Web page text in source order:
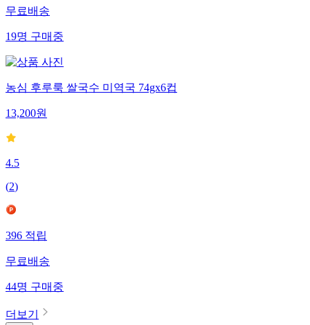
무료배송
19명구매중
농심 후루룩 쌀국수 미역국 74gx6컵
13,200원
4.5
(2)
396적립
무료배송
44명구매중
더보기